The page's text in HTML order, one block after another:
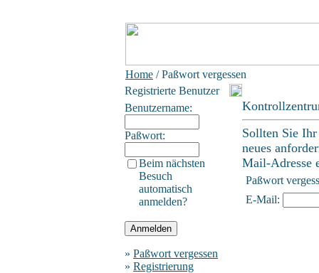
Home / Paßwort vergessen
Registrierte Benutzer
Benutzername:
Paßwort:
Beim nächsten
Besuch
automatisch
anmelden?
» Paßwort vergessen
» Registrierung
Sollten Sie
neues
Mail-Adresse
Paßwort
E-Mail: